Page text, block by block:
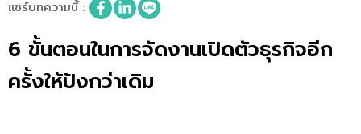
แชร์บทความนี้:
6 ขั้นตอนในการจัดงานเปิดตัวธุรกิจอีก
ครั้งให้ปังกว่าเดิม